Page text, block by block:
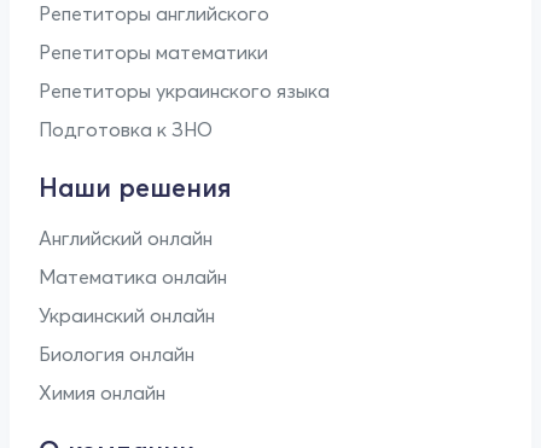
Репетиторы английского
Репетиторы математики
Репетиторы украинского языка
Подготовка к ЗНО
Наши решения
Английский онлайн
Математика онлайн
Украинский онлайн
Биология онлайн
Химия онлайн